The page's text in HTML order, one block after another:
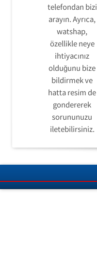
telefondan bizi
arayın. Ayrıca,
watshap,
özellikle neye
ihtiyacınız
olduğunu bize
bildirmek ve
hatta resim de
gondererek
sorununuzu
iletebilirsiniz.